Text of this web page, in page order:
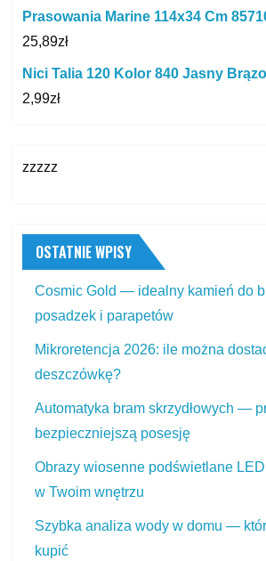
Prasowania Marine 114x34 Cm
25,89zł
Nici Talia 120 Kolor 840 Jasny
2,99zł
zzzzz
OSTATNIE WPISY
Cosmic Gold — idealny kamień do
posadzek i parapetów
Mikroretencja 2026: ile można
deszczówkę?
Automatyka bram skrzydłowych —
bezpieczniejszą posesję
Obrazy wiosenne podświetlane
w Twoim wnętrzu
Szybka analiza wody w domu —
kupić